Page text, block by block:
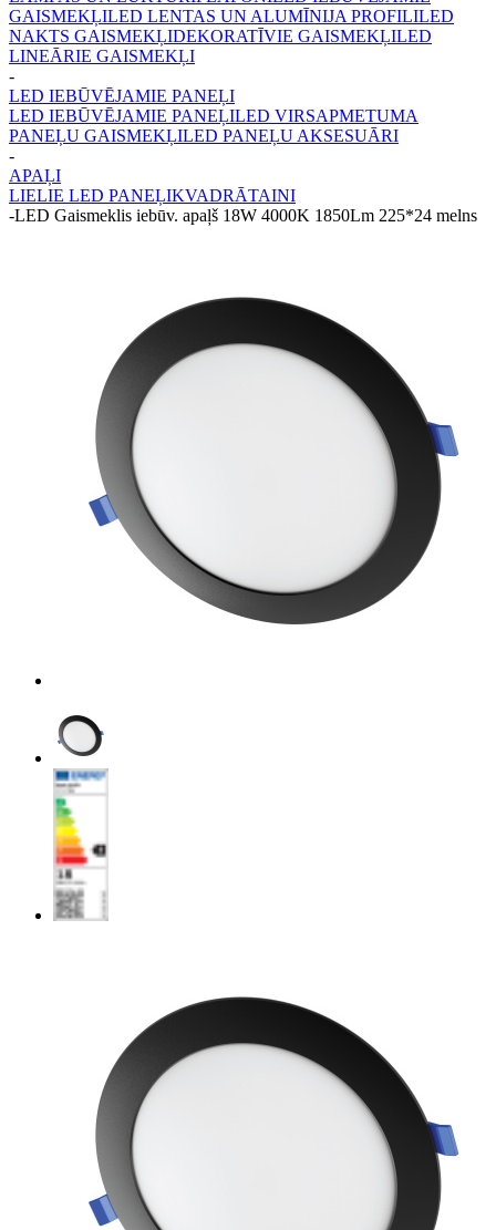
GAISMEKĻILED LENTAS UN ALUMĪNIJA PROFILILED
NAKTS GAISMEKĻIDEKORATĪVIE GAISMEKĻILED
LINEĀRIE GAISMEKĻI
-
LED IEBŪVĒJAMIE PANEĻI
LED IEBŪVĒJAMIE PANEĻILED VIRSAPMETUMA
PANEĻU GAISMEKĻILED PANEĻU AKSESUĀRI
-
APAĻI
LIELIE LED PANEĻIKVADRĀTAINI
-LED Gaismeklis iebūv. apaļš 18W 4000K 1850Lm 225*24 melns